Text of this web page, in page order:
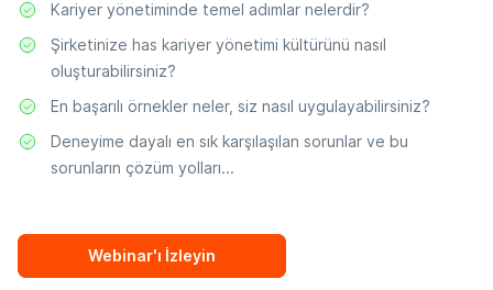
Kariyer yönetiminde temel adımlar nelerdir?
Şirketinize has kariyer yönetimi kültürünü nasıl
oluşturabilirsiniz?
En başarılı örnekler neler, siz nasıl uygulayabilirsiniz?
Deneyime dayalı en sık karşılaşılan sorunlar ve bu
sorunların çözüm yolları...
Webinar'ı İzleyin